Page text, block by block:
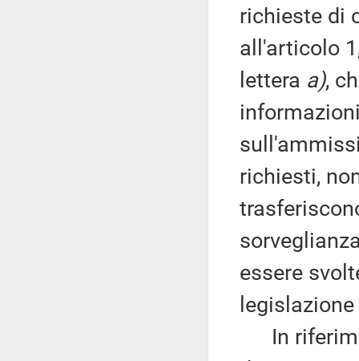
richieste di
all'articolo
lettera a),
richiesti,
essere
In